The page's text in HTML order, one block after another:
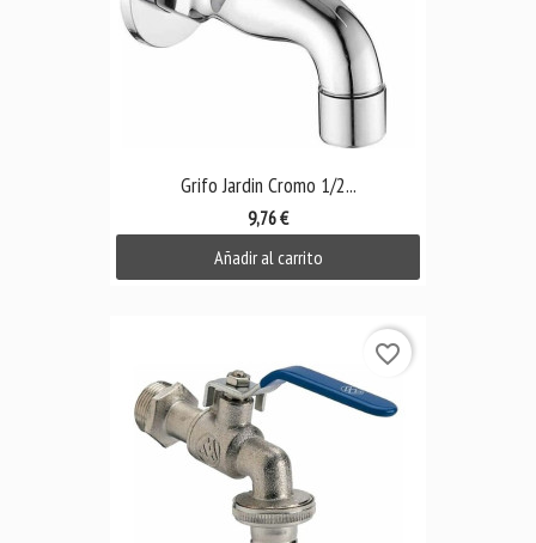
Grifo Jardin Cromo 1/2...
9,76 €
Añadir al carrito
favorite_border